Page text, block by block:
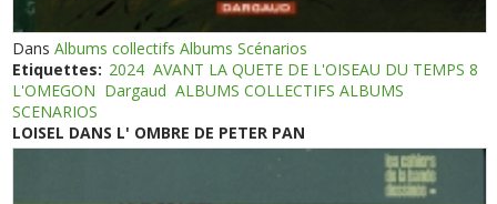
DansAlbums collectifs Albums Scénarios
Etiquettes: 2024 AVANT LA QUETE DE L'OISEAU DU TEMPS 8
L'OMEGON Dargaud ALBUMS COLLECTIFS ALBUMS
SCENARIOS
LOISEL DANS L' OMBRE DE PETER PAN